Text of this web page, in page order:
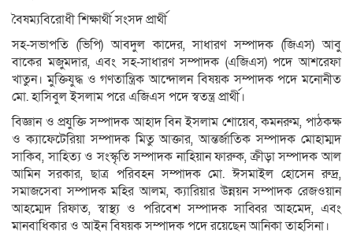
বৈষম্যবিরোধী শিক্ষার্থী সংসদ প্রার্থী
সহ-সভাপতি (ভিপি) আবদুল কাদের, সাধারণ সম্পাদক (জিএস) আবু
বাকের মজুমদার, এবং সহ-সাধারণ সম্পাদক (এজিএস) পদে আশরেফা
খাতুন। মুক্তিযুদ্ধ ও গণতান্ত্রিক আন্দোলন বিষয়ক সম্পাদক পদে মনোনীত
মো. হাসিবুল ইসলাম পরে এজিএস পদে স্বতন্ত্র প্রার্থী।
বিজ্ঞান ও প্রযুক্তি সম্পাদক আহাদ বিন ইসলাম শোয়েব, কমনরুম, পাঠকক্ষ
ও ক্যাফেটেরিয়া সম্পাদক মিতু আক্তার, আন্তর্জাতিক সম্পাদক মোহাম্মদ
সাকিব, সাহিত্য ও সংস্কৃতি সম্পাদক নাহিয়ান ফারুক, ক্রীড়া সম্পাদক আল
আমিন সরকার, ছাত্র পরিবহন সম্পাদক মো. ঈসমাইল হোসেন রুদ্র,
সমাজসেবা সম্পাদক মহির আলম, ক্যারিয়ার উন্নয়ন সম্পাদক রেজওয়ান
আহম্মেদ রিফাত, স্বাস্থ্য ও পরিবেশ সম্পাদক সাব্বির আহমেদ, এবং
মানবাধিকার ও আইন বিষয়ক সম্পাদক পদে রয়েছেন আনিকা তাহসিনা।